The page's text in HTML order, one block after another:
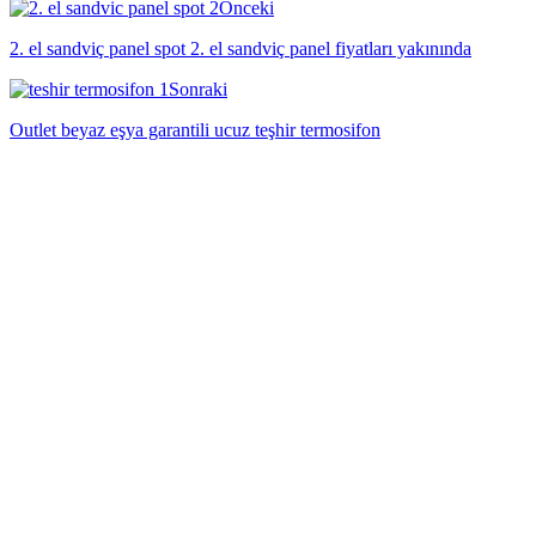
Önceki
2. el sandviç panel spot 2. el sandviç panel fiyatları yakınında
Sonraki
Outlet beyaz eşya garantili ucuz teşhir termosifon